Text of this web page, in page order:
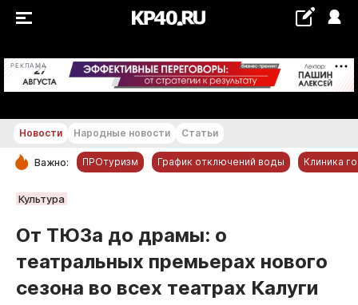
РЕКЛАМА +18...+19 °С
РУБРИКИ
Обнинск
Новости компаний
Статьи
Народные новости
Новости Народные новости Статьи
Важно: ПРОтуризм График отключений воды Клиника
Культура
От ТЮЗа до драмы: о
театральных премьерах нового
сезона во всех театрах Калуги